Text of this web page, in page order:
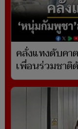
คลั่งแทงดับคา
เพื่อนร่วมชาติ